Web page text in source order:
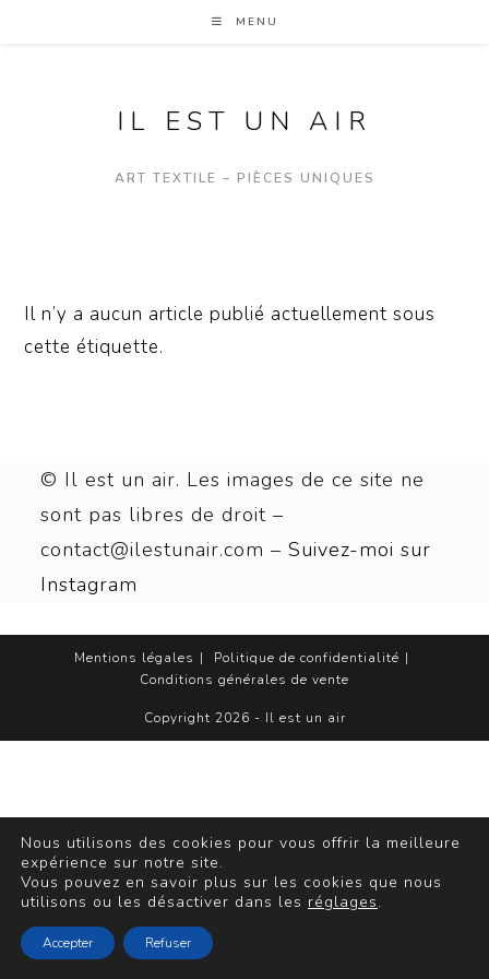
MENU
IL EST UN AIR
ART TEXTILE – PIÈCES UNIQUES
Il n’y a aucun article publié actuellement sous
cette étiquette.
© Il est un air. Les images de ce site ne
sont pas libres de droit –
contact@ilestunair.com –Suivez-moi sur
Instagram
Mentions légales
Politique de confidentialité
Conditions générales de vente
Copyright 2026 - Il est un air
Nous utilisons des cookies pour vous offrir la meilleure
expérience sur notre site.
Vous pouvez en savoir plus sur les cookies que nous
utilisons ou les désactiver dans les réglages.
Accepter Refuser